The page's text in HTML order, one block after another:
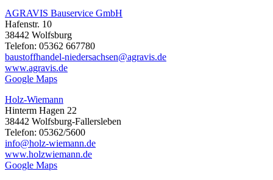
AGRAVIS Bauservice GmbH
Hafenstr. 10
38442 Wolfsburg
Telefon: 05362 667780
baustoffhandel-niedersachsen@agravis.de
www.agravis.de
Google Maps
Holz-Wiemann
Hinterm Hagen 22
38442 Wolfsburg-Fallersleben
Telefon: 05362/5600
info@holz-wiemann.de
www.holzwiemann.de
Google Maps